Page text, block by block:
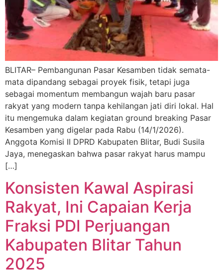
BLITAR– Pembangunan Pasar Kesamben tidak semata-
mata dipandang sebagai proyek fisik, tetapi juga
sebagai momentum membangun wajah baru pasar
rakyat yang modern tanpa kehilangan jati diri lokal. Hal
itu mengemuka dalam kegiatan ground breaking Pasar
Kesamben yang digelar pada Rabu (14/1/2026).
Anggota Komisi II DPRD Kabupaten Blitar, Budi Susila
Jaya, menegaskan bahwa pasar rakyat harus mampu
[…]
Konsisten Kawal Aspirasi
Rakyat, Ini Capaian Kerja
Fraksi PDI Perjuangan
Kabupaten Blitar Tahun
2025